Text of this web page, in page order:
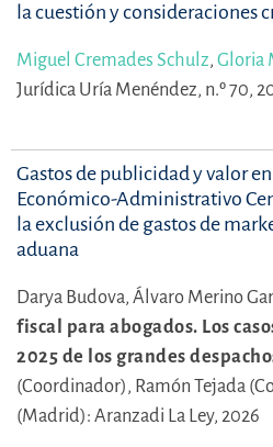
la cuestión y consideraciones
Miguel Cremades Schulz, Gloria
Jurídica Uría Menéndez, n.º 70,
Gastos de publicidad y valor
Económico-Administrativo
la exclusión de gastos de
aduana
Darya Budova, Álvaro Merino
fiscal para abogados. Los
2025 de los grandes
(Coordinador), Ramón Tejada
(Madrid): Aranzadi La Ley, 2026